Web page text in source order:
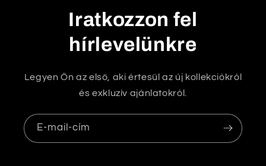
Iratkozzon fel
hírlevelünkre
Legyen Ön az első, aki értesül az új kollekciókról
és exkluzív ajánlatokról.
E-mail-cím